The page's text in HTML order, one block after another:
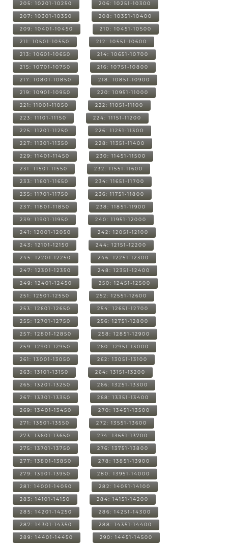
205: 10201-10250 206: 10251-10300
207: 10301-10350 208: 10351-10400
209: 10401-10450 210: 10451-10500
211: 10501-10550 212: 10551-10600
213: 10601-10650 214: 10651-10700
215: 10701-10750 216: 10751-10800
217: 10801-10850 218: 10851-10900
219: 10901-10950 220: 10951-11000
221: 11001-11050 222: 11051-11100
223: 11101-11150 224: 11151-11200
225: 11201-11250 226: 11251-11300
227: 11301-11350 228: 11351-11400
229: 11401-11450 230: 11451-11500
231: 11501-11550 232: 11551-11600
233: 11601-11650 234: 11651-11700
235: 11701-11750 236: 11751-11800
237: 11801-11850 238: 11851-11900
239: 11901-11950 240: 11951-12000
241: 12001-12050 242: 12051-12100
243: 12101-12150 244: 12151-12200
245: 12201-12250 246: 12251-12300
247: 12301-12350 248: 12351-12400
249: 12401-12450 250: 12451-12500
251: 12501-12550 252: 12551-12600
253: 12601-12650 254: 12651-12700
255: 12701-12750 256: 12751-12800
257: 12801-12850 258: 12851-12900
259: 12901-12950 260: 12951-13000
261: 13001-13050 262: 13051-13100
263: 13101-13150 264: 13151-13200
265: 13201-13250 266: 13251-13300
267: 13301-13350 268: 13351-13400
269: 13401-13450 270: 13451-13500
271: 13501-13550 272: 13551-13600
273: 13601-13650 274: 13651-13700
275: 13701-13750 276: 13751-13800
277: 13801-13850 278: 13851-13900
279: 13901-13950 280: 13951-14000
281: 14001-14050 282: 14051-14100
283: 14101-14150 284: 14151-14200
285: 14201-14250 286: 14251-14300
287: 14301-14350 288: 14351-14400
289: 14401-14450 290: 14451-14500